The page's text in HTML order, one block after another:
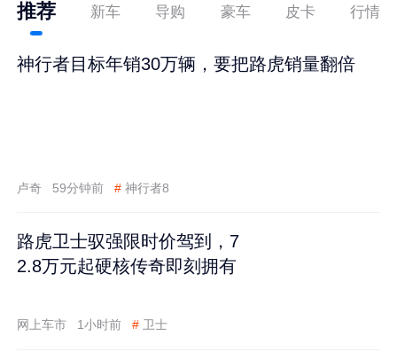
推荐 新车 导购 豪车 皮卡 行情
神行者目标年销30万辆，要把路虎销量翻倍
卢奇 59分钟前 # 神行者8
路虎卫士驭强限时价驾到，7
2.8万元起硬核传奇即刻拥有
网上车市 1小时前 # 卫士